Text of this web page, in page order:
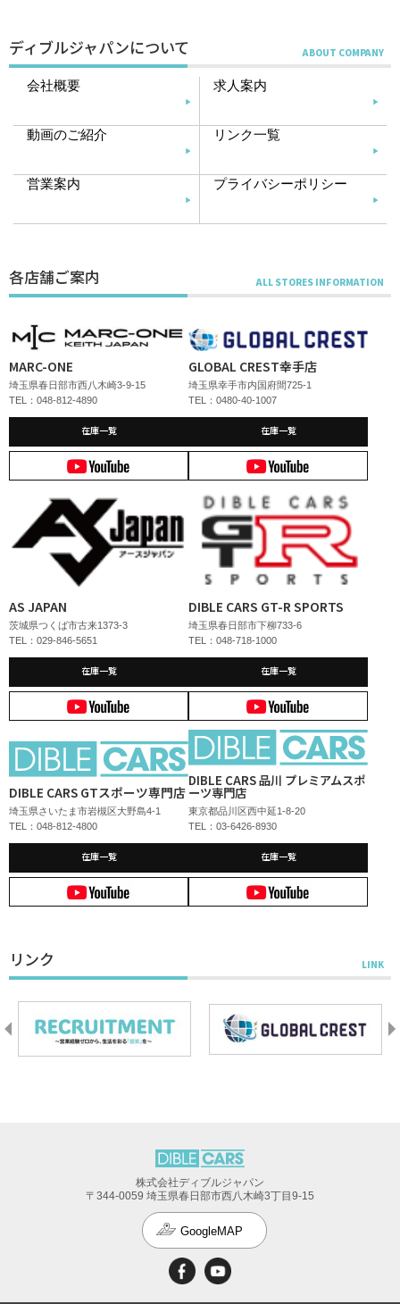
ディブルジャパンについて
会社概要 求人案内
動画のご紹介 リンク一覧
営業案内 プライバシーポリシー
各店舗ご案内
MARC-ONE
埼玉県春日部市西八木崎3-9-15
TEL：048-812-4890
在庫一覧
GLOBAL CREST幸手店
埼玉県幸手市内国府間725-1
TEL：0480-40-1007
在庫一覧
AS JAPAN
茨城県つくば市古来1373-3
TEL：029-846-5651
在庫一覧
DIBLE CARS GT-R SPORTS
埼玉県春日部市下柳733-6
TEL：048-718-1000
在庫一覧
DIBLE CARS GTスポーツ専門店
埼玉県さいたま市岩槻区大野島4-1
TEL：048-812-4800
在庫一覧
DIBLE CARS 品川 プレミアムスポ
ーツ専門店
東京都品川区西中延1-8-20
TEL：03-6426-8930
在庫一覧
リンク
株式会社ディブルジャパン
〒344-0059 埼玉県春日部市西八木崎3丁目9-15
GoogleMAP